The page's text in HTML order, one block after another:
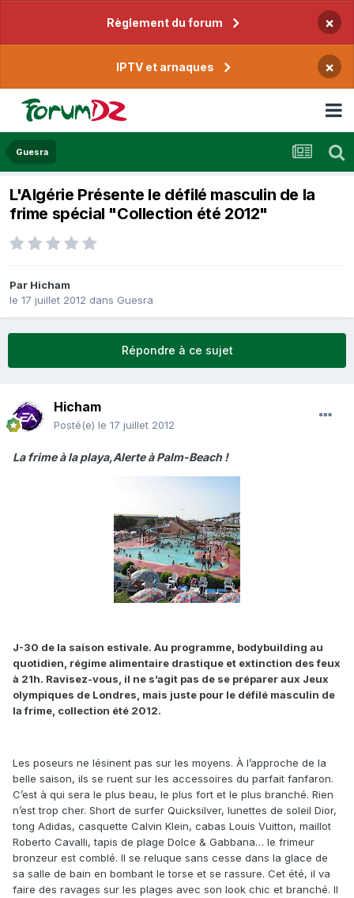
Règlement du forum ×
IPTV et arnaques ×
Guesra
L'Algérie Présente le défilé masculin de la
frime spécial "Collection été 2012"
Par Hicham
le 17 juillet 2012 dans Guesra
Répondre à ce sujet
Hicham
Posté(e) le 17 juillet 2012
La frime à la playa,Alerte à Palm-Beach !
J-30 de la saison estivale. Au programme, bodybuilding au
quotidien, régime alimentaire drastique et extinction des feux
à 21h. Ravisez-vous, il ne s’agit pas de se préparer aux Jeux
olympiques de Londres, mais juste pour le défilé masculin de
la frime, collection été 2012.
Les poseurs ne lésinent pas sur les moyens. À l’approche de la
belle saison, ils se ruent sur les accessoires du parfait fanfaron.
C’est à qui sera le plus beau, le plus fort et le plus branché. Rien
n’est trop cher. Short de surfer Quicksilver, lunettes de soleil Dior,
tong Adidas, casquette Calvin Klein, cabas Louis Vuitton, maillot
Roberto Cavalli, tapis de plage Dolce & Gabbana… le frimeur
bronzeur est comblé. Il se reluque sans cesse dans la glace de
sa salle de bain en bombant le torse et se rassure. Cet été, il va
faire des ravages sur les plages avec son look chic et branché. Il